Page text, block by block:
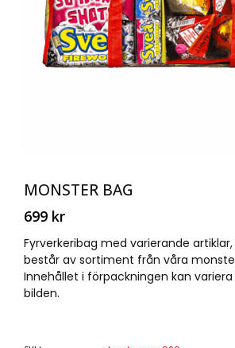
MONSTER BAG
699 kr
Fyrverkeribag med varierande
består av sortiment från våra
Innehållet i förpackningen kan
bilden.